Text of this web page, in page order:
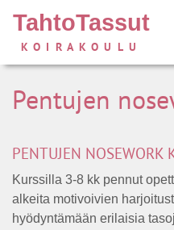
TahtoTassut
KOIRAKOULU
Pentujen
PENTUJEN NOSEWORK
Kurssilla 3-8 kk pennut
alkeita motivoivien
hyödyntämään erilaisia